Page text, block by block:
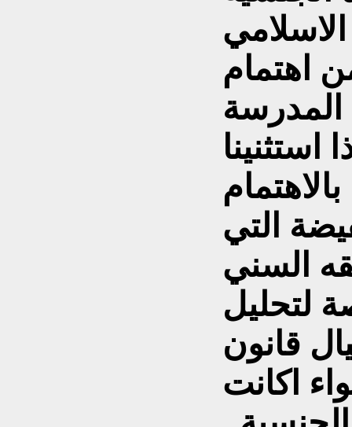
اهتمام
استثنينا
التي
لتحليل
قانون
اكانت